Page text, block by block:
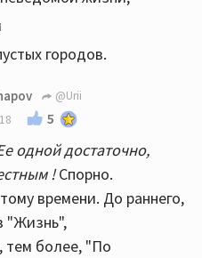
одинаковые!
городов.
@Urii
5
одной достаточно,
!Спорно.
времени. До раннего,
"Жизнь",
тем более, "По